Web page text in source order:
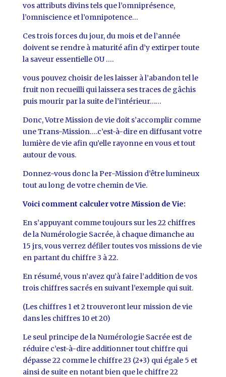
vos attributs divins tels que l’omniprésence,
l’omniscience et l’omnipotence…
Ces trois forces du jour, du mois et de l’année
doivent se rendre à maturité afin d’y extirper toute
la saveur essentielle OU ….
vous pouvez choisir de les laisser à l’abandon tel le
fruit non recueilli qui laissera ses traces de gâchis
puis mourir par la suite de l’intérieur……
Donc, Votre Mission de vie doit s’accomplir comme
une Trans-Mission….c’est-à-dire en diffusant votre
lumière de vie afin qu’elle rayonne en vous et tout
autour de vous.
Donnez-vous donc la Per-Mission d’être lumineux
tout au long de votre chemin de Vie.
Voici comment calculer votre Mission de Vie:
En s’appuyant comme toujours sur les 22 chiffres
de la Numérologie Sacrée, à chaque dimanche au
15 jrs, vous verrez défiler toutes vos missions de vie
en partant du chiffre 3 à 22.
En résumé, vous n’avez qu’à faire l’addition de vos
trois chiffres sacrés en suivant l’exemple qui suit.
(Les chiffres 1 et 2 trouveront leur mission de vie
dans les chiffres 10 et 20)
Le seul principe de la Numérologie Sacrée est de
réduire c’est-à-dire additionner tout chiffre qui
dépasse 22 comme le chiffre 23 (2+3) qui égale 5 et
ainsi de suite en notant bien que le chiffre 22